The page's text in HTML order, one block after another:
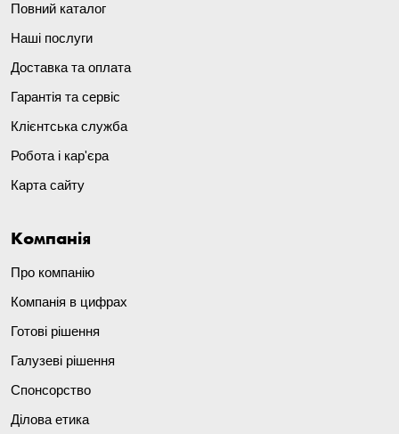
Повний каталог
Наші послуги
Доставка та оплата
Гарантія та сервіс
Клієнтська служба
Робота і кар'єра
Карта сайту
Компанія
Про компанію
Компанія в цифрах
Готові рішення
Галузеві рішення
Спонсорство
Ділова етика